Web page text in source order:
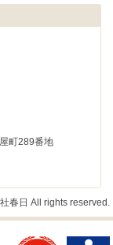
町289番地
春日 All rights reserved.